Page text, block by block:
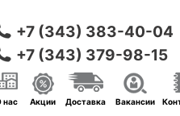
+7 (343) 383-40-04
+7 (343) 379-98-15
нас Акции Доставка Вакансии